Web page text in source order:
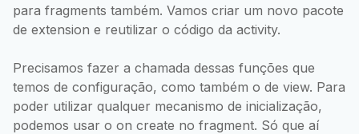
para fragments também. Vamos criar um novo pacote
de extension e reutilizar o código da activity.
Precisamos fazer a chamada dessas funções que
temos de configuração, como também o de view. Para
poder utilizar qualquer mecanismo de inicialização,
podemos usar o on create no fragment. Só que aí